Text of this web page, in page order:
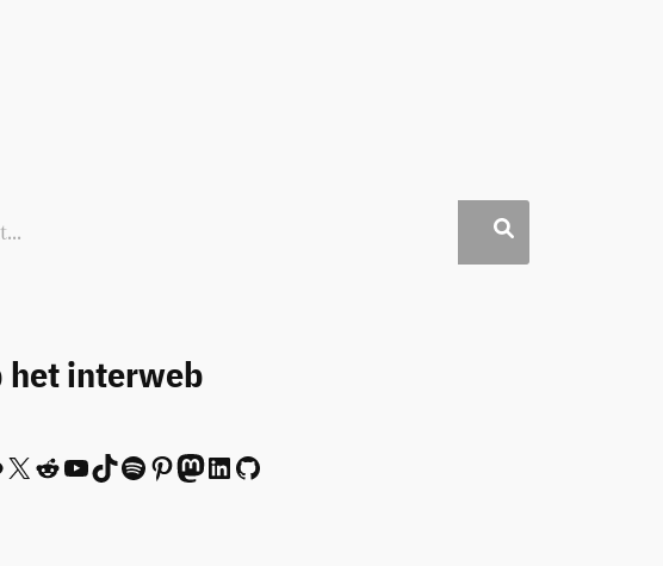
het interweb
X Reddit YouTube TikTok Spotify Pinterest Mastodon LinkedIn GitHub